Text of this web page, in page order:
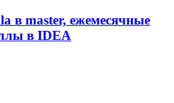
в master, ежемесячные
в IDEA